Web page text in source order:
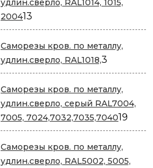
удлин.сверло, RAL1014, 1015,
200413
товаров
Саморезы кров. по металлу,
удлин.сверло, RAL1018,3
товара
Саморезы кров. по металлу,
удлин.сверло, серый RAL7004,
7005, 7024,7032,7035,704019
Саморезы кров. по металлу,
удлин.сверло, RAL5002, 5005,